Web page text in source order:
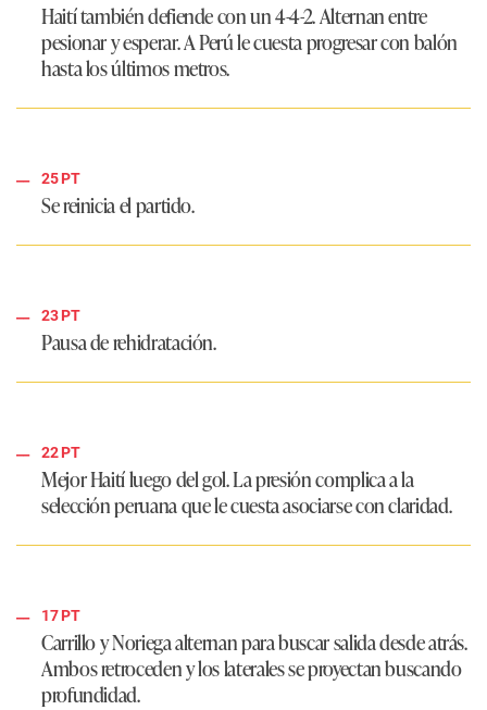
Haití también defiende con un4-4-2. Alternan entre
pesionar y esperar. A Perú le cuesta progresar con balón
hasta los últimos metros.
25 PT
Se reinicia el partido.
23 PT
Pausa de rehidratación.
22 PT
Mejor Haití luego del gol. La presión complica a la
selección peruana que le cuesta asociarse con claridad.
17 PT
Carrillo y Noriega alternan para buscar salida desde atrás.
Ambos retroceden y los laterales se proyectan buscando
profundidad.